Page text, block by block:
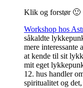
Klik og forstør 🙂
Workshop hos
såkaldte
mere interessante
at kende til sit
mit eget
12. hus handler
spiritualitet og